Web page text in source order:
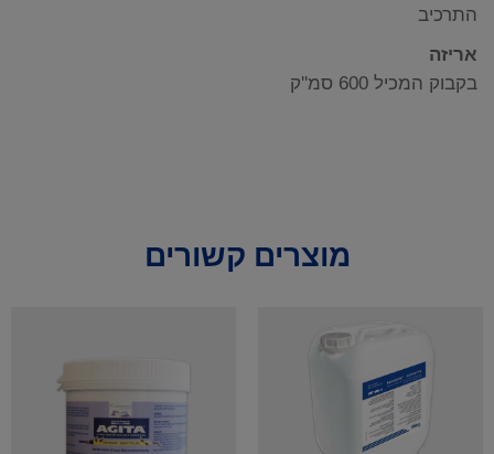
התרכיב
אריזה
בקבוק המכיל 600 סמ''ק
מוצרים קשורים